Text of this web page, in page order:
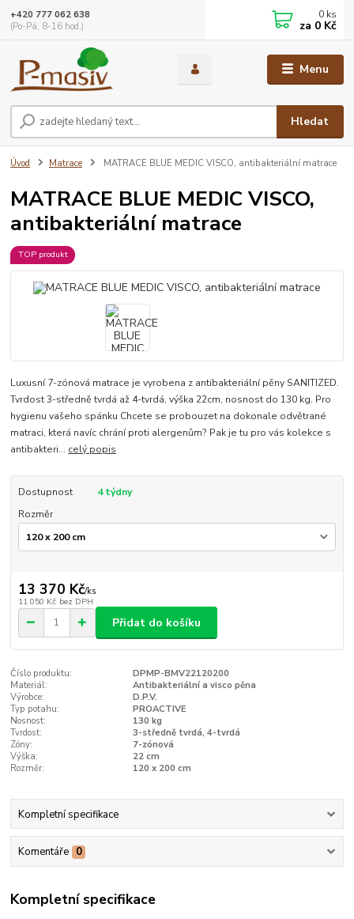
Menu
Hledat
+420 777 062 638
(Po-Pá, 8-16 hod.)
0 ks
za 0 Kč
Úvod Matrace MATRACE BLUE MEDIC VISCO, antibakteriální matrace
MATRACE BLUE MEDIC VISCO,
antibakteriální matrace
TOP produkt
Luxusní 7-zónová matrace je vyrobena z antibakteriální pěny SANITIZED.
Tvrdost 3-středně tvrdá až 4-tvrdá, výška 22cm, nosnost do 130 kg. Pro
hygienu vašeho spánku Chcete se probouzet na dokonale odvětrané
matraci, která navíc chrání proti alergenům? Pak je tu pro vás kolekce s
antibakteri... celý popis
Dostupnost
4 týdny
Rozměr
13 370 Kč/ks
11 050 Kč bez DPH
Přidat do košíku
Číslo produktu:
DPMP-BMV22120200
Materiál:
Antibakteriální a visco pěna
Výrobce:
D.P.V.
Typ potahu:
PROACTIVE
Nosnost:
130 kg
Tvrdost:
3-středně tvrdá, 4-tvrdá
Zóny:
7-zónová
Výška:
22 cm
Rozměr:
120 x 200 cm
Kompletní specifikace
Komentáře 0
Kompletní specifikace